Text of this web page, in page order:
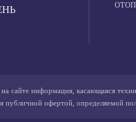
на сайте информация, касающаяся
публичной офертой, определяемой